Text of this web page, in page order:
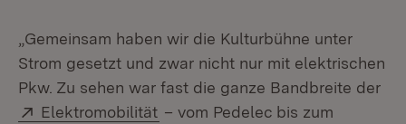
„Gemeinsam haben wir die Kulturbühne unter
Strom gesetzt und zwar nicht nur mit elektrischen
Pkw. Zu sehen war fast die ganze Bandbreite der
Extern:
Elektromobilität (Öffnet in neuem Fenster)
– vom Pedelec bis zum